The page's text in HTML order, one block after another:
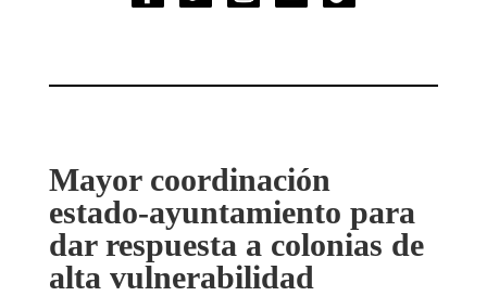
Mayor coordinación
estado-ayuntamiento para
dar respuesta a colonias de
alta vulnerabilidad